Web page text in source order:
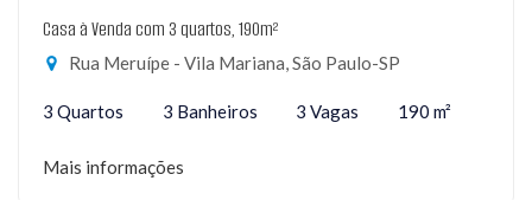
Casa à Venda com 3 quartos, 190m²
Rua Meruípe - Vila Mariana, São Paulo-SP
3 Quartos 3 Banheiros 3 Vagas 190 m²
Mais informações